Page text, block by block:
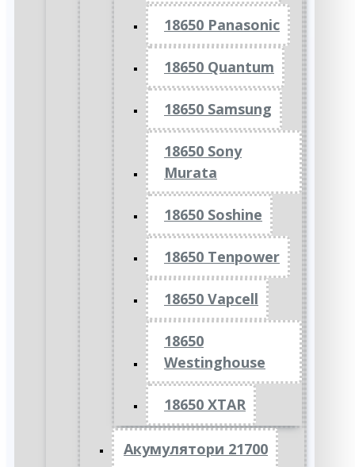
18650 Panasonic
18650 Quantum
18650 Samsung
18650 Sony
Murata
18650 Soshine
18650 Tenpower
18650 Vapcell
18650
Westinghouse
18650 XTAR
Акумулятори 21700